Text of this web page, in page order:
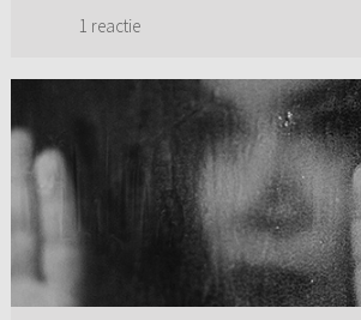
1 reactie